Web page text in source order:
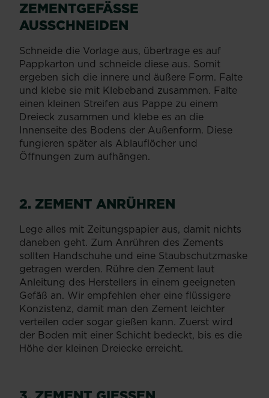
ZEMENTGEFÄSSE A
USSCHNEIDEN
Schneide die Vorlage aus, übertrage es auf
Pappkarton und schneide diese aus. Somit
ergeben sich die innere und äußere Form. Falte
und klebe sie mit Klebeband zusammen. Falte
einen kleinen Streifen aus Pappe zu einem
Dreieck zusammen und klebe es an die
Innenseite des Bodens der Außenform. Diese
fungieren später als Ablauflöcher und
Öffnungen zum aufhängen.
2. ZEMENT ANRÜHREN
Lege alles mit Zeitungspapier aus, damit nichts
daneben geht. Zum Anrühren des Zements
sollten Handschuhe und eine Staubschutzmaske
getragen werden. Rühre den Zement laut
Anleitung des Herstellers in einem geeigneten
Gefäß an. Wir empfehlen eher eine flüssigere
Konzistenz, damit man den Zement leichter
verteilen oder sogar gießen kann. Zuerst wird
der Boden mit einer Schicht bedeckt, bis es die
Höhe der kleinen Dreiecke erreicht.